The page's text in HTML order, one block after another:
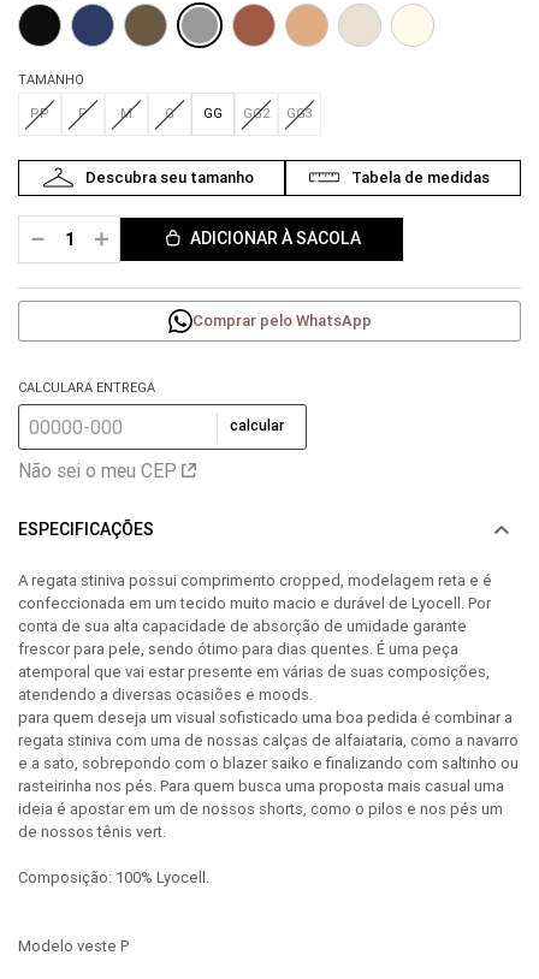
TAMANHO
PP P M G GG GG2 GG3
＋
－ ADICIONAR À SACOLA
Comprar pelo WhatsApp
CALCULARA ENTREGA
calcular
Não sei o meu CEP
ESPECIFICAÇÕES
A regata stiniva possui comprimento cropped, modelagem reta e é
confeccionada em um tecido muito macio e durável de Lyocell. Por
conta de sua alta capacidade de absorção de umidade garante
frescor para pele, sendo ótimo para dias quentes. É uma peça
atemporal que vai estar presente em várias de suas composições,
atendendo a diversas ocasiões e moods.
para quem deseja um visual sofisticado uma boa pedida é combinar a
regata stiniva com uma de nossas calças de alfaiataria, como a navarro
e a sato, sobrepondo com o blazer saiko e finalizando com saltinho ou
rasteirinha nos pés. Para quem busca uma proposta mais casual uma
ideia é apostar em um de nossos shorts, como o pilos e nos pés um
de nossos tênis vert.
Composição: 100% Lyocell.
Modelo veste P